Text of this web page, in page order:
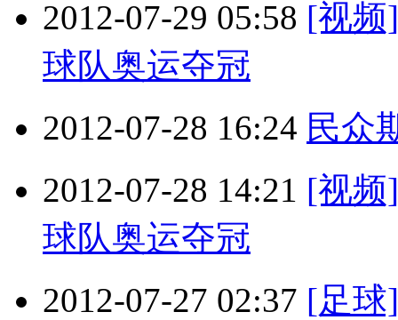
2012-07-29 05:58 [视频
球队奥运夺冠
2012-07-28 16:24 民众
2012-07-28 14:21 [视频
球队奥运夺冠
2012-07-27 02:37 [足球